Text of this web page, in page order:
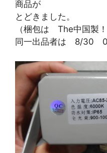
商品が
とどきました。
（梱包は The中国製
同一出品者は 8/30